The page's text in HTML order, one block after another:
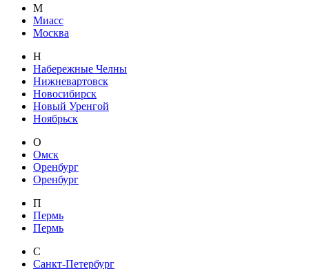
М
Миасс
Москва
Н
Набережные Челны
Нижневартовск
Новосибирск
Новый Уренгой
Ноябрьск
О
Омск
Оренбург
Оренбург
П
Пермь
Пермь
С
Санкт-Петербург